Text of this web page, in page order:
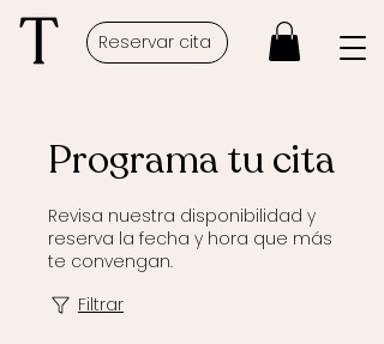
Reservar cita
Programa tu cita
Revisa nuestra disponibilidad y
reserva la fecha y hora que más
te convengan.
Filtrar